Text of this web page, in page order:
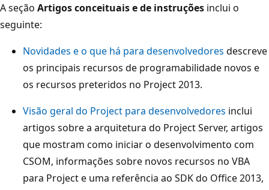
A seção Artigos conceituais e de instruções inclui o
seguinte:
Novidades e o que há para desenvolvedores descreve
os principais recursos de programabilidade novos e
os recursos preteridos no Project 2013.
Visão geral do Project para desenvolvedores inclui
artigos sobre a arquitetura do Project Server, artigos
que mostram como iniciar o desenvolvimento com
CSOM, informações sobre novos recursos no VBA
para Project e uma referência ao SDK do Office 2013,